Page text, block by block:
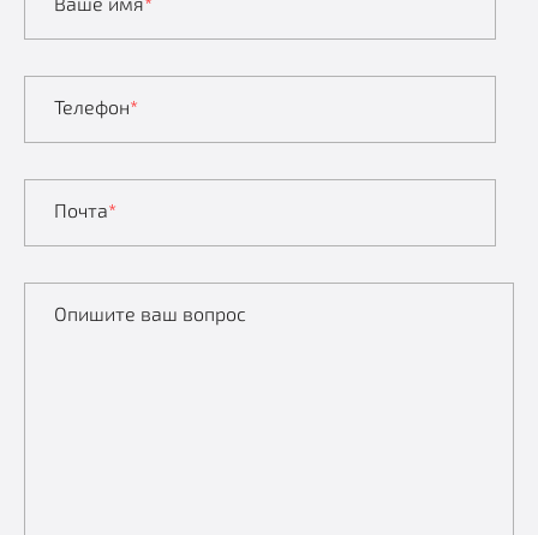
Телефон*
Почта*
Опишите ваш вопрос